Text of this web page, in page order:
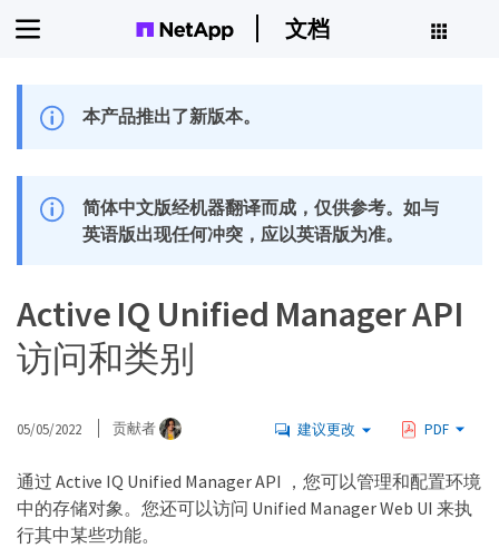
文档
本产品推出了新版本。
简体中文版经机器翻译而成，仅供参考。如与
英语版出现任何冲突，应以英语版为准。
Active IQ Unified Manager API
访问和类别
05/05/2022 贡献者 建议更改 PDF
通过 Active IQ Unified Manager API ，您可以管理和配置环境
中的存储对象。您还可以访问 Unified Manager Web UI 来执
行其中某些功能。